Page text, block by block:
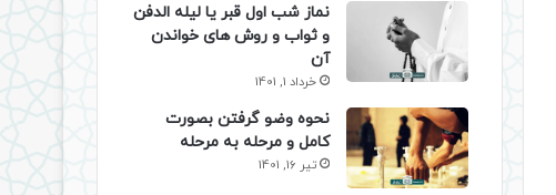
نماز شب اول قبر یا لیله الدفن
و ثواب و روش های خواندن
آن
خرداد 1, 1401
نحوه وضو گرفتن بصورت
کامل و مرحله به مرحله
تیر 16, 1401